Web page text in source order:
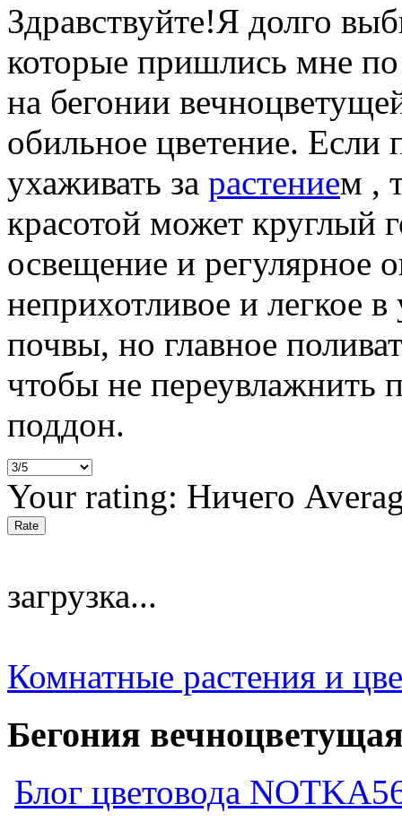
Здравствуйте!Я долго
которые пришлись мне
на бегонии
обильное цветение. Если
ухаживать за растением ,
красотой может круглый
освещение и регулярное
неприхотливое и легкое
почвы, но главное
чтобы не переувлажнить
поддон.
Your rating: Ничего
загрузка...
Комнатные растения и
Бегония
Блог цветовода